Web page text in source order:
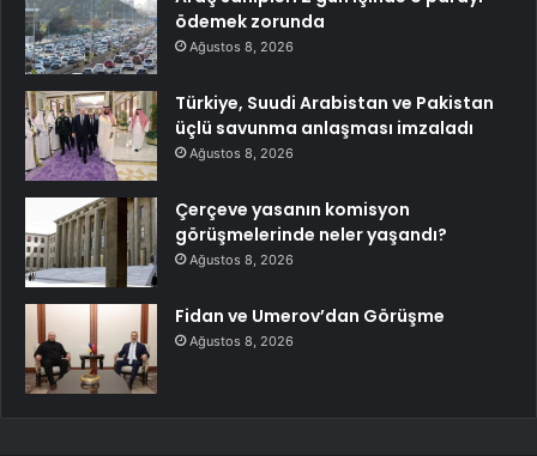
ödemek zorunda
Ağustos 8, 2026
Türkiye, Suudi Arabistan ve Pakistan
üçlü savunma anlaşması imzaladı
Ağustos 8, 2026
Çerçeve yasanın komisyon
görüşmelerinde neler yaşandı?
Ağustos 8, 2026
Fidan ve Umerov’dan Görüşme
Ağustos 8, 2026